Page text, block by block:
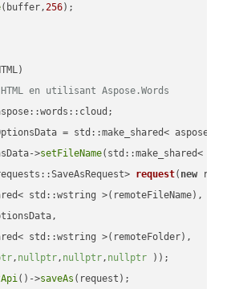
(buffer,256);
en utilisant Aspose.Words
= std::make_shared<
>setFileName(std::make_shared<
request( new
std::wstring >(remoteFileName),
std::wstring >(remoteFolder),
, nullptr, nullptr, nullptr ))
()->saveAs (request);